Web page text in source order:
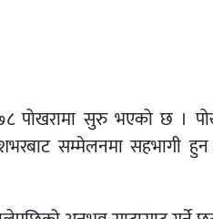
पोखरामा सुरु भएको छ ।
सम्मेलनमा सहभागी